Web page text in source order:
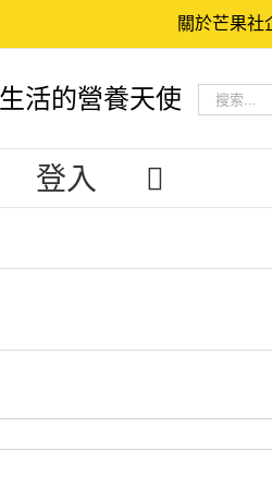
關於芒果社
活的營養天使
搜
登入